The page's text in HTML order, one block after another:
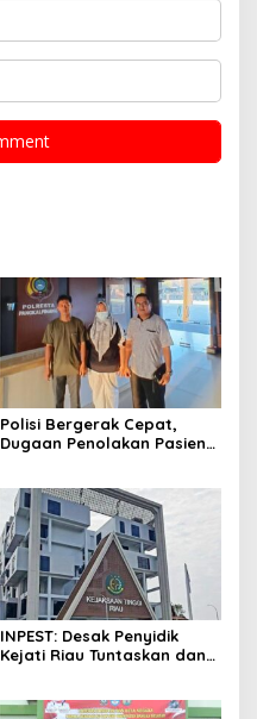
Polisi Bergerak Cepat,
Dugaan Penolakan Pasien
INPEST: Desak Penyidik
Kejati Riau Tuntaskan dan